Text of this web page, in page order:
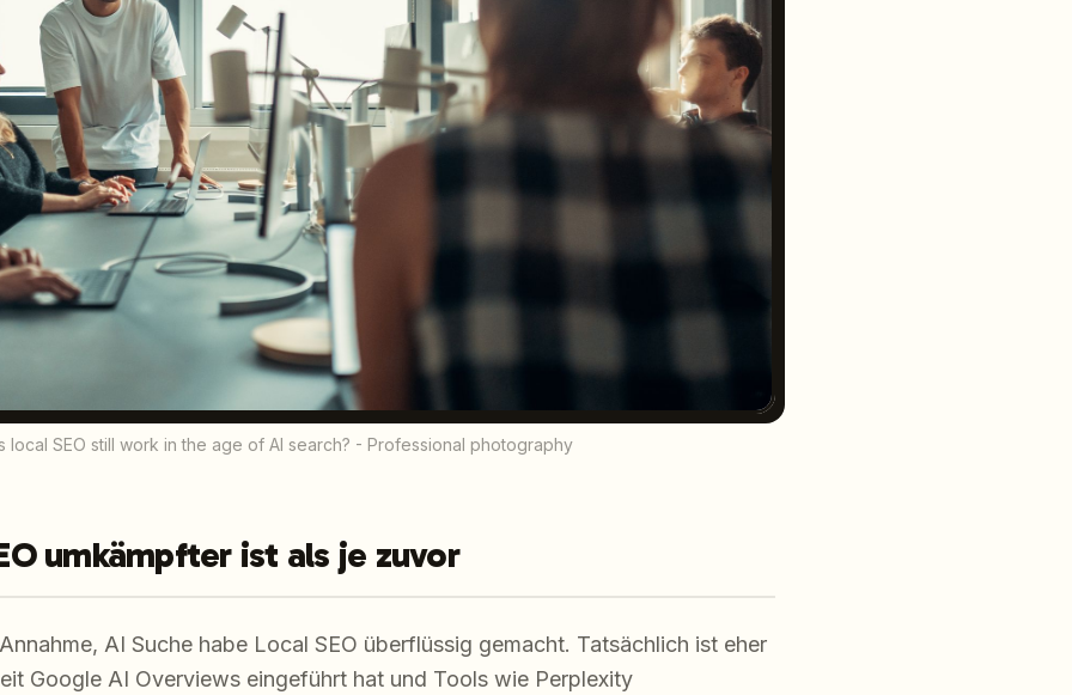
local SEO still work in the age of AI search? - Professional photography
umkämpfter ist als je zuvor
AI Suche habe Local SEO überflüssig gemacht. Tatsächlich ist eher
Google AI Overviews eingeführt hat und Tools wie Perplexity